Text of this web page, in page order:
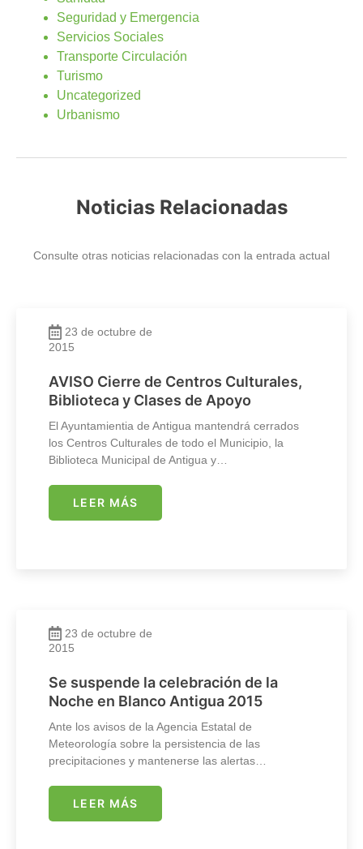
Seguridad y Emergencia
Servicios Sociales
Transporte Circulación
Turismo
Uncategorized
Urbanismo
Noticias Relacionadas
Consulte otras noticias relacionadas con la entrada actual
23 de octubre de
2015
AVISO Cierre de Centros Culturales,
Biblioteca y Clases de Apoyo
El Ayuntamientia de Antigua mantendrá cerrados
los Centros Culturales de todo el Municipio, la
Biblioteca Municipal de Antigua y…
LEER MÁS
23 de octubre de
2015
Se suspende la celebración de la
Noche en Blanco Antigua 2015
Ante los avisos de la Agencia Estatal de
Meteorología sobre la persistencia de las
precipitaciones y mantenerse las alertas…
LEER MÁS